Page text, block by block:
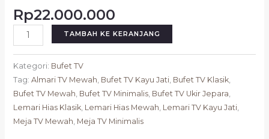
Rp22.000.000
TAMBAH KE KERANJANG
Kategori: Bufet TV
Tag: Almari TV Mewah Bufet TV Kayu Jati, Bufet TV Klasik,
Bufet TV Mewah Bufet TV Minimalis, Bufet TV Ukir Jepara
Lemari Hias Klasik, Lemari Hias Mewah Lemari TV Kayu Jati,
Meja TV Mewah Meja TV Minimalis